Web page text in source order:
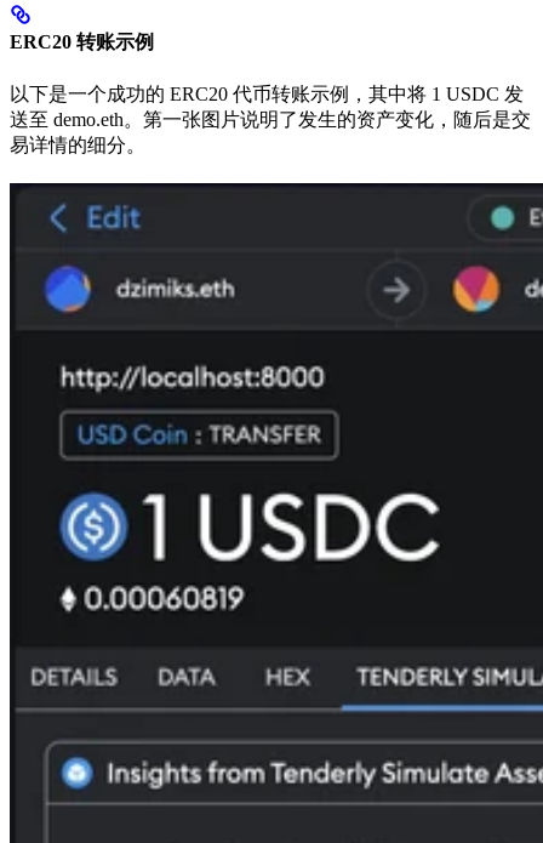
ERC20 转账示例
以下是一个成功的 ERC20 代币转账示例，其中将 1 USDC 发
送至 demo.eth。第一张图片说明了发生的资产变化，随后是交
易详情的细分。